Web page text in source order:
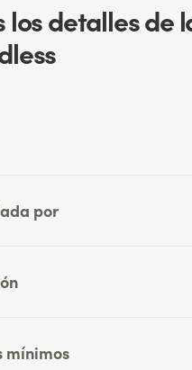
los detalles
por
mínimos